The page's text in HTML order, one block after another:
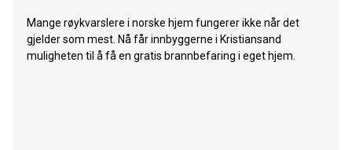
Mange røykvarslere i norske hjem fungerer ikke når det
gjelder som mest. Nå får innbyggerne i Kristiansand
muligheten til å få en gratis brannbefaring i eget hjem.